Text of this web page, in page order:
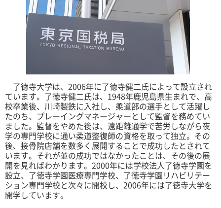
了徳寺大学は、2006年に了徳寺健二氏によって設立され
ています。了徳寺健二氏は、1948年鹿児島県生まれで、高
校卒業後、川崎製鉄に入社し、柔道部の選手として活躍し
たのち、プレーイングマネージャーとして監督を務めてい
ました。監督をやめた後は、遠距離通学で苦労しながら夜
学の専門学校に通い柔道整復師の資格を取って独立。その
後、接骨院店舗を数多く展開することで成功したとされて
います。それが並の成功ではなかったことは、その後の展
開を見ればわかります。2000年には学校法人了徳寺学園を
設立、了徳寺学園医療専門学校、了徳寺学園リハビリテー
ション専門学校と次々に開校し、2006年には了徳寺大学を
開学しています。